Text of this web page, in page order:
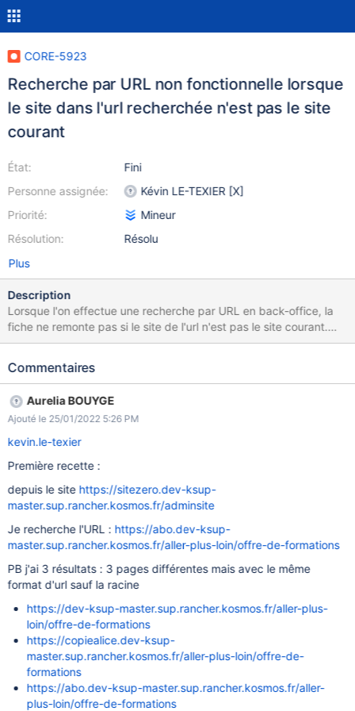
CORE-5923
Recherche par URL non fonctionnelle lorsque
le site dans l'url recherchée n'est pas le site
courant
État:
Personne assignée:
Priorité:
Résolution:
Fini
Kévin LE-TEXIER [X]
Mineur
Résolu
Plus
Description
Lorsque l'on effectue une recherche par URL en back-office, la
fiche ne remonte pas si le site de l'url n'est pas le site courant.
Régression suite à CORE-3231
Commentaires
Aurelia BOUYGE
Ajouté le 25/01/2022 5:26 PM
kevin.le-texier
Première recette :
depuis le site https://sitezero.dev-ksup-
master.sup.rancher.kosmos.fr/adminsite
Je recherche l'URL : https://abo.dev-ksup-
master.sup.rancher.kosmos.fr/aller-plus-loin/offre-de-formations
PB j'ai 3 résultats : 3 pages différentes mais avec le même
format d'url sauf la racine
https://dev-ksup-master.sup.rancher.kosmos.fr/aller-plus-
loin/offre-de-formations
https://copiealice.dev-ksup-
master.sup.rancher.kosmos.fr/aller-plus-loin/offre-de-
formations
https://abo.dev-ksup-master.sup.rancher.kosmos.fr/aller-
plus-loin/offre-de-formations